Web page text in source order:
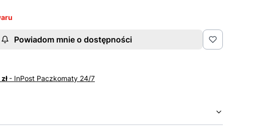
Powiadom mnie o dostępności
- InPost Paczkomaty 24/7